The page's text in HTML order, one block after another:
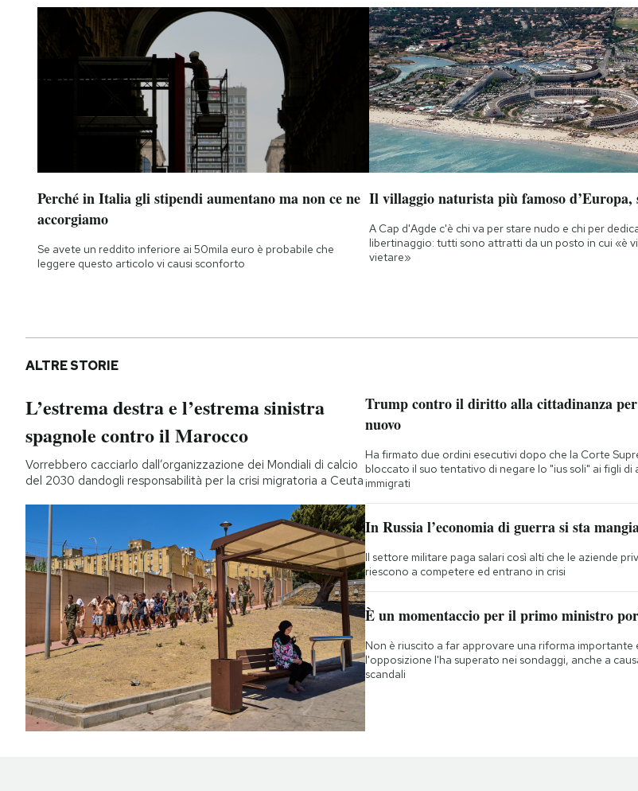
Perché in Italia gli stipendi aumentano ma non ce ne
accorgiamo
Se avete un reddito inferiore ai 50mila euro è probabile che
leggere questo articolo vi causi sconforto
Il villaggio naturista più famoso d’Europa,
A Cap d'Agde c'è chi va per stare nudo e chi per
libertinaggio: tutti sono attratti da un posto in cui «è
vietare»
ALTRE STORIE
L’estrema destra e l’estrema sinistra
spagnole contro il Marocco
Vorrebbero cacciarlo dall’organizzazione dei Mondiali di calcio
del 2030 dandogli responsabilità per la crisi migratoria a Ceuta
Trump contro il diritto alla cittadinanza
nuovo
Ha firmato due ordini esecutivi dopo che la Corte
bloccato il suo tentativo di negare lo "ius soli" ai figli di
immigrati
In Russia l’economia di guerra si sta
Il settore militare paga salari così alti che le aziende
riescono a competere ed entrano in crisi
È un momentaccio per il primo ministro
Non è riuscito a far approvare una riforma importante
l'opposizione l'ha superato nei sondaggi, anche a
scandali